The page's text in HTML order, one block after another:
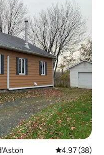
Calificación
4.97 (38)